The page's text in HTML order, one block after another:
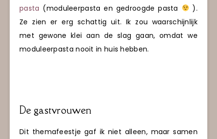
pasta (moduleerpasta en gedroogde pasta
).
Ze zien er erg schattig uit. Ik zou waarschijnlijk
met gewone klei aan de slag gaan, omdat we
moduleerpasta nooit in huis hebben.
De gastvrouwen
Dit themafeestje gaf ik niet alleen, maar samen